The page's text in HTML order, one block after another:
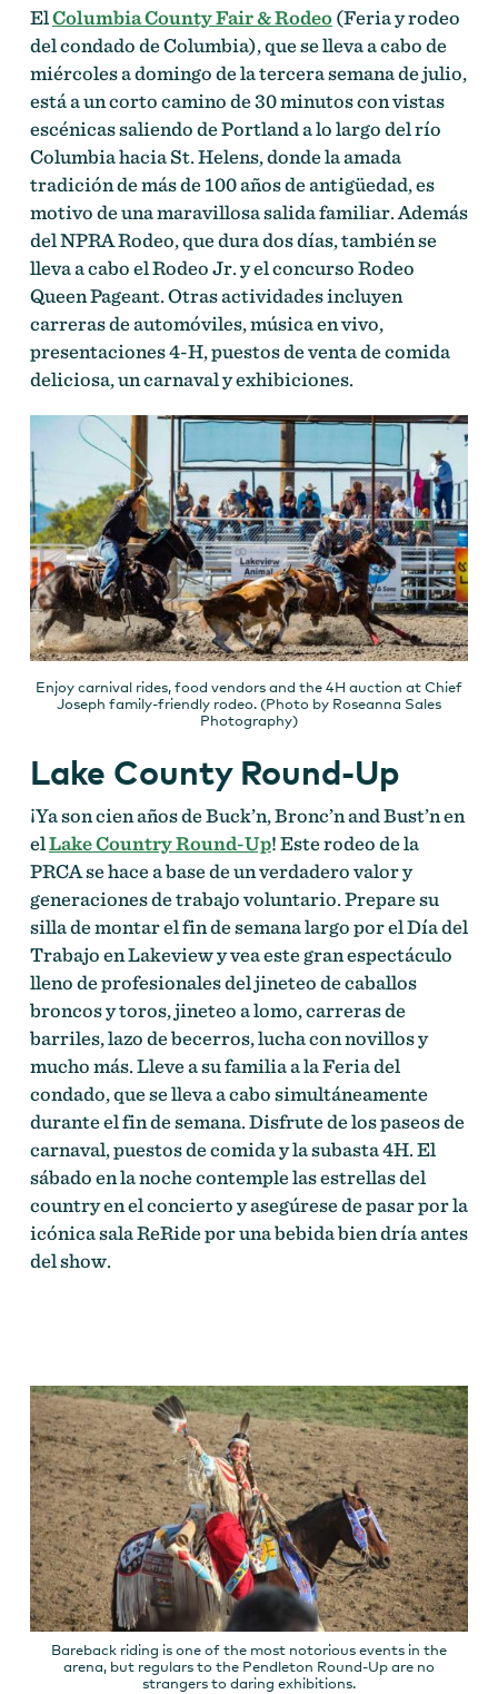
ElColumbia County Fair & Rodeo(Feria y rodeo
del condado de Columbia), que se lleva a cabo de
miércoles a domingo de la tercera semana de julio,
está a un corto camino de 30 minutos con vistas
escénicas saliendo de Portland a lo largo del río
Columbia hacia St. Helens, donde la amada
tradición de más de 100 años de antigüedad, es
motivo de una maravillosa salida familiar. Además
del NPRA Rodeo, que dura dos días, también se
lleva a cabo el Rodeo Jr. y el concurso Rodeo
Queen Pageant. Otras actividades incluyen
carreras de automóviles, música en vivo,
presentaciones 4-H, puestos de venta de comida
deliciosa, un carnaval y exhibiciones.
Enjoy carnival rides, food vendors and the 4H auction at Chief
Joseph family-friendly rodeo. (Photo by Roseanna Sales
Photography)
Lake County Round-Up
¡Ya son cien años de Buck’n, Bronc’n and Bust’n en
elLake Country Round-Up! Este rodeo de la
PRCA se hace a base de un verdadero valor y
generaciones de trabajo voluntario. Prepare su
silla de montar el fin de semana largo por el Día del
Trabajo en Lakeview y vea este gran espectáculo
lleno de profesionales del jineteo de caballos
broncos y toros, jineteo a lomo, carreras de
barriles, lazo de becerros, lucha con novillos y
mucho más. Lleve a su familia a la Feria del
condado, que se lleva a cabo simultáneamente
durante el fin de semana. Disfrute de los paseos de
carnaval, puestos de comida y la subasta 4H. El
sábado en la noche contemple las estrellas del
country en el concierto y asegúrese de pasar por la
icónica sala ReRide por una bebida bien dría antes
del show.
Bareback riding is one of the most notorious events in the
arena, but regulars to the Pendleton Round-Up are no
strangers to daring exhibitions.